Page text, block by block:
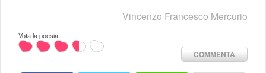
Vincenzo Francesco Mercurio
Vota la poesia:
COMMENTA